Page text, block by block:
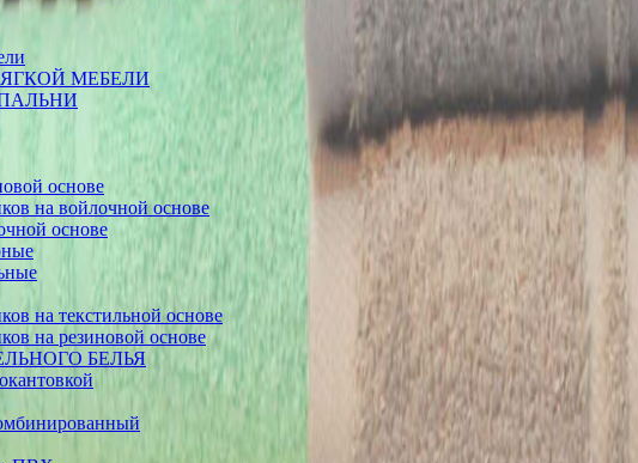
МЕБЕЛИ
основе
на войлочной основе
основе
на текстильной основе
на резиновой основе
БЕЛЬЯ